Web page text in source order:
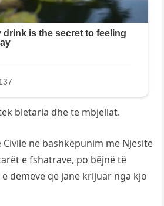
bletaria dhe te mbjellat.
Civile në bashkëpunim me Njësitë
e fshatrave, po bëjnë të
dëmeve që janë krijuar nga kjo